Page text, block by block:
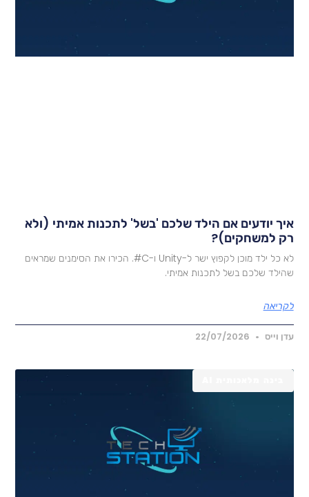
יודעים אם הילד שלכם 'בשל' לתכנות אמיתי (ולא
למשחקים)?
לא כל ילד מוכן לקפוץ ישר ל-Unity ו-C#. הכירו את הסימנים שמראים
שלכם בשל לתכנות אמיתי.
וייס 22/07/2026